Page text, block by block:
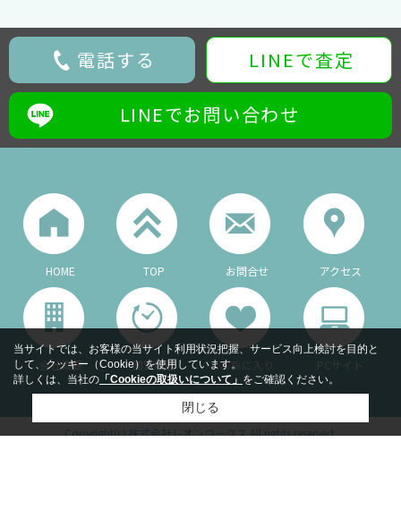
電話する LINEで査定
LINEでお問い合わせ
HOME TOP お問合せ アクセス
会社概要 閲覧履歴 お気に入り PCサイト
Copyright(c) 株式会社レオンワークス All rights reserved.
当サイトでは、お客様の当サイト利用状況把握、サービス向上検討を目的と
して、クッキー（Cookie）を使用しています。
詳しくは、当社の 「Cookieの取扱いについて」 をご確認ください。
閉じる